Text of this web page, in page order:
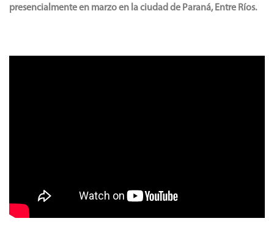
presencialmente en marzo en la ciudad de Paraná, Entre Ríos.